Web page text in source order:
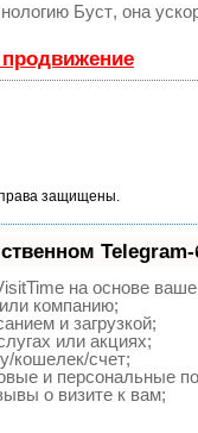
Буст, она
продвижение
права защищены.
Telegram-
на основе
компанию;
и загрузкой;
или акциях;
кошелек/счет;
и персональные
о визите к вам;